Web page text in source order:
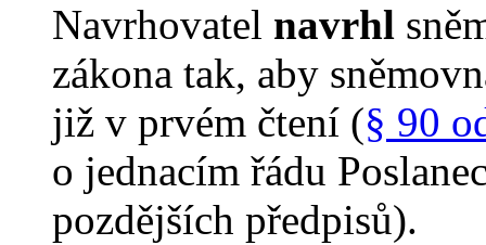
Navrhovatel navrhl
zákona tak, aby
již v prvém čtení (§ 90
o jednacím řádu
pozdějších předpisů).